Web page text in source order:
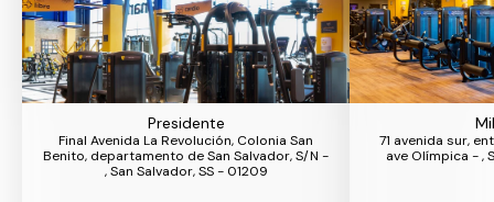
Presidente
Final Avenida La Revolución, Colonia San
Benito, departamento de San Salvador, S/N -
, San Salvador, SS - 01209
71 avenida sur,
ave Olímpica - ,